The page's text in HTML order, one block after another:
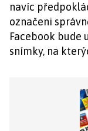
navíc
označeni
Facebook
snímky, na